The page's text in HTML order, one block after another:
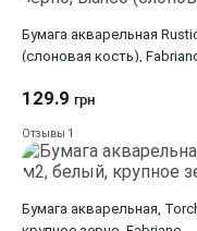
Бумага акварельная
(слоновая кость),
129.9 грн
Отзывы 1
Бумага акварельная,